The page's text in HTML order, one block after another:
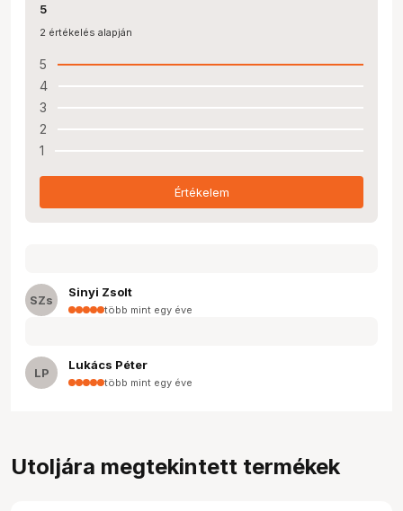
5
2 értékelés alapján
5
4
3
2
1
Értékelem
SZs
Sinyi Zsolt
több mint egy éve
LP
Lukács Péter
több mint egy éve
Utoljára megtekintett termékek